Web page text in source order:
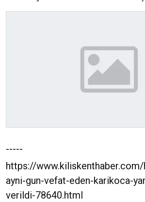
-----
https://
ayni-gun-vefat-eden-karikoca-
verildi-78640.html